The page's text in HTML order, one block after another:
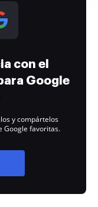
con el
Google
y compártelos
Google favoritas.